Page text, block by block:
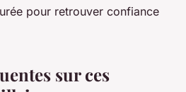
pour retrouver confiance
sur ces